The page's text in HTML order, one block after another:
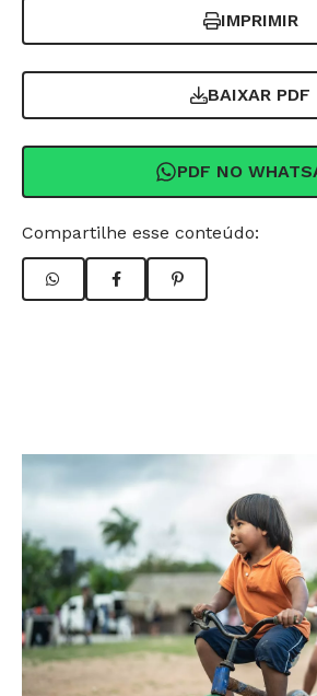
IMPRIMIR
BAIXAR PDF
PDF NO
Compartilhe esse conteúdo: